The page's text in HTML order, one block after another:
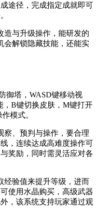
途径，完成指定成就即可
造与升级操作，能研发的
会解锁隐藏技能，还能实
御塔，WASD键移动视
，B键切换皮肤，M键打开
模式。
察、预判与操作，要合理
，连续达成高难度操作可
奖励，同时需灵活应对各
经验值来提升等级，进而
使用水晶购买，高级武器
，该系统支持玩家通过观